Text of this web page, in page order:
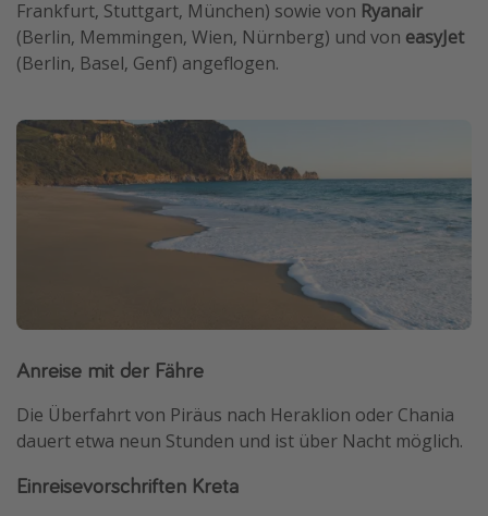
Frankfurt, Stuttgart, München) sowie von Ryanair
(Berlin, Memmingen, Wien, Nürnberg) und von easyJet
(Berlin, Basel, Genf) angeflogen.
Anreise mit der Fähre
Die Überfahrt von Piräus nach Heraklion oder Chania
dauert etwa neun Stunden und ist über Nacht möglich.
Einreisevorschriften Kreta